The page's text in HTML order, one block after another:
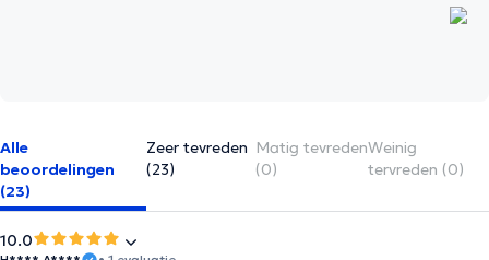
Alle
beoordelingen
(23)
Zeer tevreden
(23)
Matig tevreden
(0)
Weinig
tervreden (0)
10.0